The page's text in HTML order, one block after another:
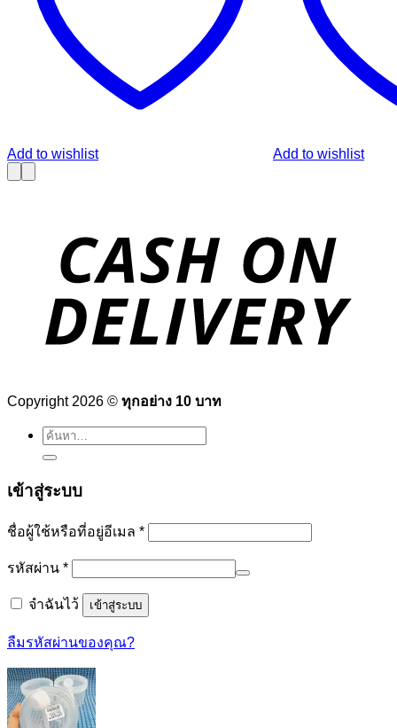
Add to wishlist Add to wishlist
Copyright 2026 © ทุกอย่าง 10 บาท
ค้นหา:
เข้าสู่ระบบ
ชื่อผู้ใช้หรือที่อยู่อีเมล *ต้องการ
รหัสผ่าน *ต้องการ
จำฉันไว้ เข้าสู่ระบบ
ลืมรหัสผ่านของคุณ?